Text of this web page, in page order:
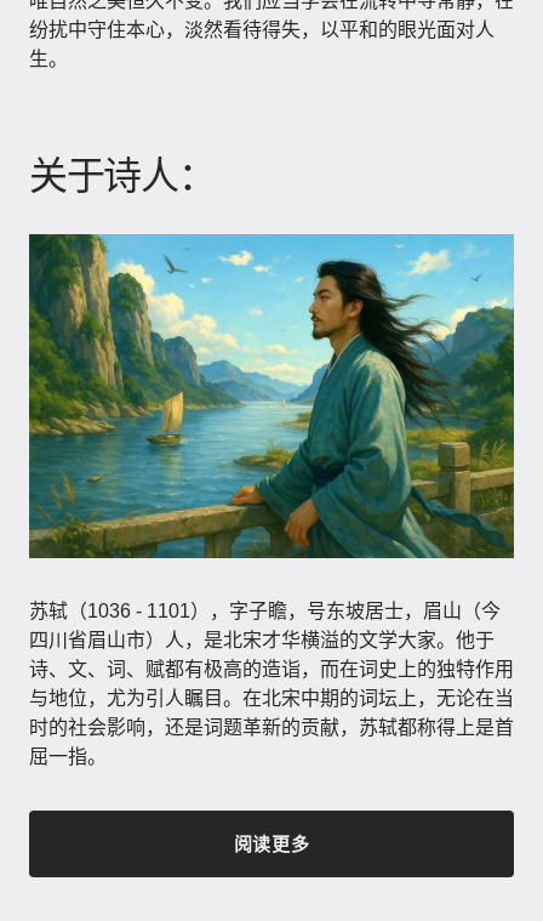
纷扰中守住本心，淡然看待得失，以平和的眼光面对人
生。
关于诗人：
苏轼（1036 - 1101）​，字子瞻，号东坡居士，眉山（今
四川省眉山市）人，是北宋才华横溢的文学大家。他于
诗、文、词、赋都有极高的造诣，而在词史上的独特作用
与地位，尤为引人瞩目。在北宋中期的词坛上，无论在当
时的社会影响，还是词题革新的贡献，苏轼都称得上是首
屈一指。
阅读更多